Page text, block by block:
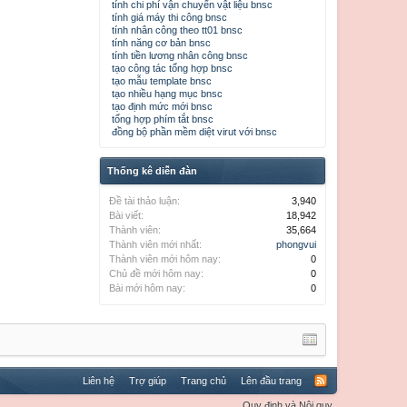
tính chi phí vận chuyển vật liệu bnsc
tính giá máy thi công bnsc
tính nhân công theo tt01 bnsc
tính năng cơ bản bnsc
tính tiền lương nhân công bnsc
tạo công tác tổng hợp bnsc
tạo mẫu template bnsc
tạo nhiều hạng mục bnsc
tạo định mức mới bnsc
tổng hợp phím tắt bnsc
đồng bộ phần mềm diệt virut với bnsc
Thống kê diễn đàn
Đề tài thảo luận:
3,940
Bài viết:
18,942
Thành viên:
35,664
Thành viên mới nhất:
phongvui
Thành viên mới hôm nay:
0
Chủ đề mới hôm nay:
0
Bài mới hôm nay:
0
Liên hệ Trợ giúp Trang chủ Lên đầu trang